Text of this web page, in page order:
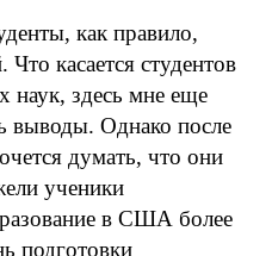
как правило,
касается студентов
наук, здесь мне еще
выводы. Однако после
думать, что они
ученики
в США более
подготовки